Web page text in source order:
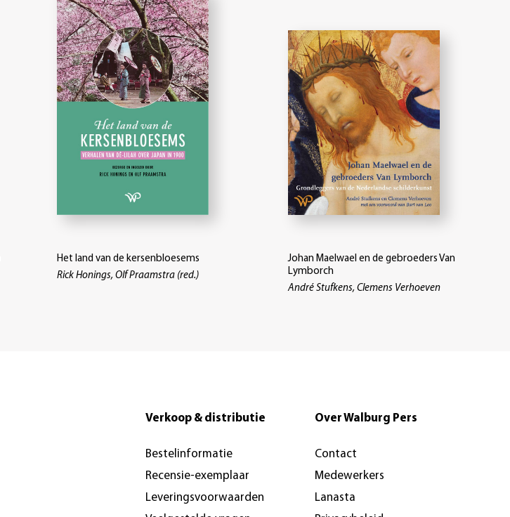
Het land van de kersenbloesems
Rick Honings, Olf Praamstra (red.)
Johan Maelwael en de gebroeders Van
Lymborch
André Stufkens, Clemens Verhoeven
Verkoop & distributie
Bestelinformatie
Recensie-exemplaar
Leveringsvoorwaarden
Over Walburg Pers
Contact
Medewerkers
Lanasta